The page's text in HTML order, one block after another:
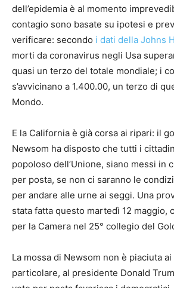
dell’epidemia è al momento
contagio sono basate su ipotesi e
verificare: secondo i dati della Johns
morti da coronavirus negli Usa
quasi un terzo del totale mondiale; i
s’avvicinano a 1.400.00, un terzo di
Mondo.
E la California è già corsa ai ripari: il
Newsom ha disposto che tutti i
popoloso dell’Unione, siano messi in
per posta, se non ci saranno le
per andare alle urne ai seggi. Una
stata fatta questo martedì 12 maggio,
per la Camera nel 25° collegio del
La mossa di Newsom non è piaciuta
particolare, al presidente Donald